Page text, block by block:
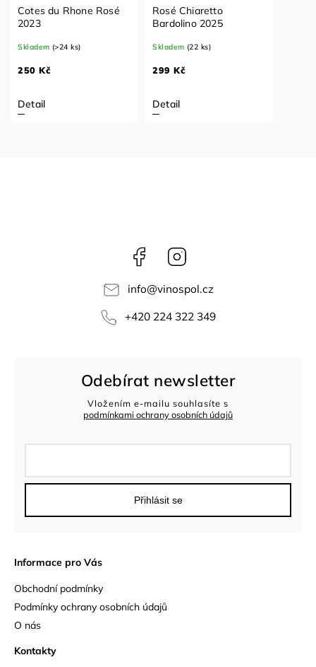
Cotes du Rhone Rosé
2023
Skladem (>24 ks)
250 Kč
Detail
Rosé Chiaretto
Bardolino 2025
Skladem (22 ks)
299 Kč
Detail
Facebook
info@vinospol.cz
+420 224 322 349
Odebírat newsletter
Vložením e-mailu souhlasíte s
podmínkami ochrany osobních údajů
Přihlásit se
Informace pro Vás
Obchodní podmínky
Podmínky ochrany osobních údajů
O nás
Kontakty